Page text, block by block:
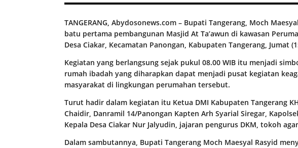
TANGERANG, Abydosonews.com – Bupati Tangerang, Moch
batu pertama pembangunan Masjid At Ta’awun di kawasan
Desa Ciakar, Kecamatan Panongan, Kabupaten Tangerang, Jumat
Kegiatan yang berlangsung sejak pukul 08.00 WIB itu menjadi
rumah ibadah yang diharapkan dapat menjadi pusat kegiatan
masyarakat di lingkungan perumahan tersebut.
Turut hadir dalam kegiatan itu Ketua DMI Kabupaten Tangerang
Chaidir, Danramil 14/Panongan Kapten Arh Syarial Siregar,
Kepala Desa Ciakar Nur Jalyudin, jajaran pengurus DKM, tokoh
Dalam sambutannya, Bupati Tangerang Moch Maesyal Rasyid